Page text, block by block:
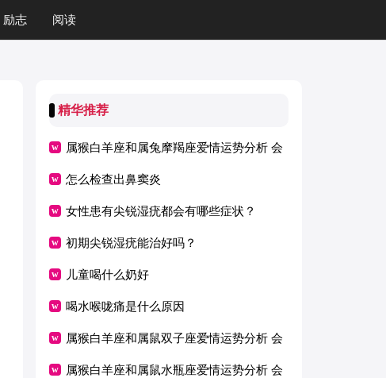
励志 阅读
精华推荐
属猴白羊座和属兔摩羯座爱情运势分析 会
恩爱吗怎么检查出鼻窦炎
女性患有尖锐湿疣都会有哪些症状？
初期尖锐湿疣能治好吗？
儿童喝什么奶好
喝水喉咙痛是什么原因
属猴白羊座和属鼠双子座爱情运势分析 会
恩爱吗属猴白羊座和属鼠水瓶座爱情运势分析 会